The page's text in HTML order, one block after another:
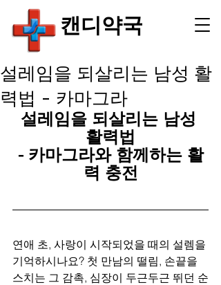
​캔디약국
설레임을 되살리는 남성 활
력법 - 카마그라
설레임을 되살리는 남성
활력법
- 카마그라와 함께하는 활
력 충전
연애 초, 사랑이 시작되었을 때의 설렘을
기억하시나요? 첫 만남의 떨림, 손끝을
스치는 그 감촉, 심장이 두근두근 뛰던 순